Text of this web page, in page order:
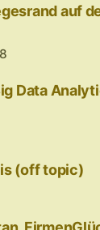
auf
Data
(off topic)